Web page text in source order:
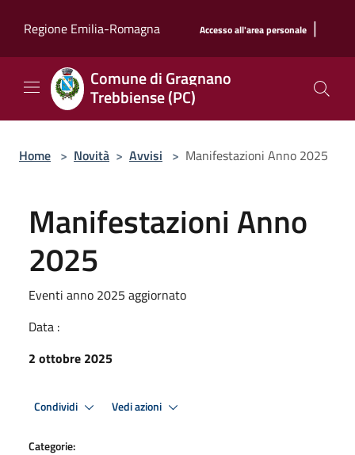
Regione Emilia-Romagna
Accesso all'area personale |
Comune di Gragnano
Trebbiense (PC)
Home > Novità > Avvisi > Manifestazioni Anno 2025
Manifestazioni Anno
2025
Eventi anno 2025 aggiornato
Data :
2 ottobre 2025
Condividi Vedi azioni
Categorie: